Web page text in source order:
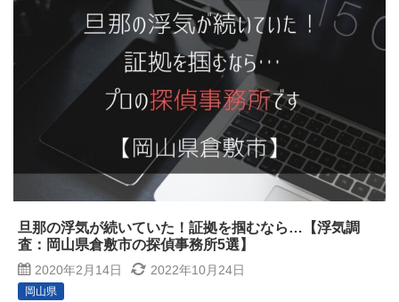
旦那の浮気が続いていた！証拠を掴むなら…【浮気調
査：岡山県倉敷市の探偵事務所5選】
2020年2月14日 2022年10月24日
岡山県